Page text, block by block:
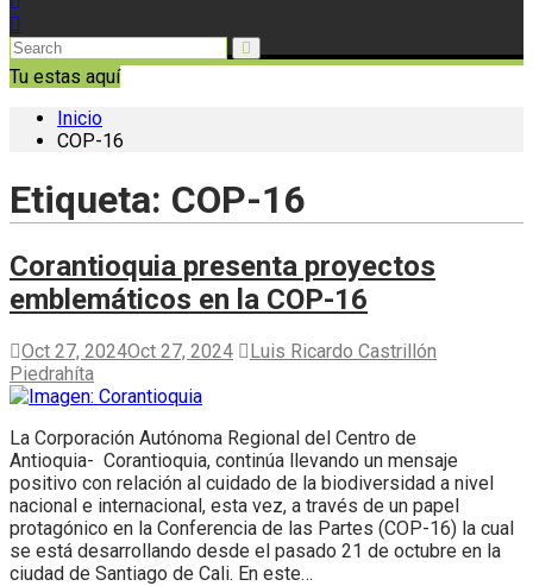
Tu estas aquí
Inicio
COP-16
Etiqueta: COP-16
Corantioquia presenta proyectos
emblemáticos en la COP-16
Oct 27, 2024Oct 27, 2024
Luis Ricardo Castrillón
Piedrahíta
La Corporación Autónoma Regional del Centro de
Antioquia- Corantioquia, continúa llevando un mensaje
positivo con relación al cuidado de la biodiversidad a nivel
nacional e internacional, esta vez, a través de un papel
protagónico en la Conferencia de las Partes (COP-16) la cual
se está desarrollando desde el pasado 21 de octubre en la
ciudad de Santiago de Cali. En este…